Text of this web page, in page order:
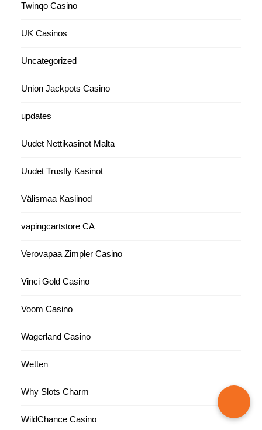
Twinqo Casino
UK Casinos
Uncategorized
Union Jackpots Casino
updates
Uudet Nettikasinot Malta
Uudet Trustly Kasinot
Välismaa Kasiinod
vapingcartstore CA
Verovapaa Zimpler Casino
Vinci Gold Casino
Voom Casino
Wagerland Casino
Wetten
Why Slots Charm
WildChance Casino